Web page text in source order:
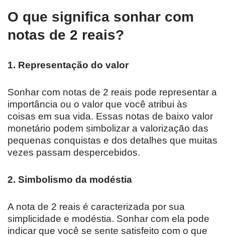
O que significa sonhar com
notas de 2 reais?
1. Representação do valor
Sonhar com notas de 2 reais pode representar a
importância ou o valor que você atribui às
coisas em sua vida. Essas notas de baixo valor
monetário podem simbolizar a valorização das
pequenas conquistas e dos detalhes que muitas
vezes passam despercebidos.
2. Simbolismo da modéstia
A nota de 2 reais é caracterizada por sua
simplicidade e modéstia. Sonhar com ela pode
indicar que você se sente satisfeito com o que